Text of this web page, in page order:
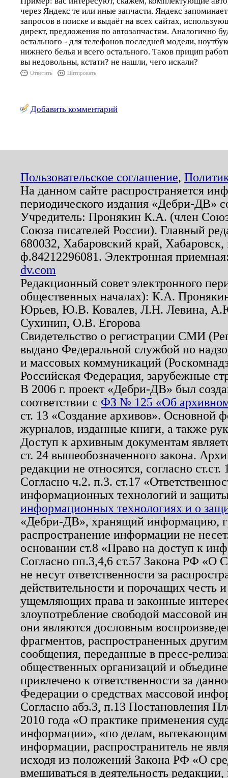
через Яндекс те или иные запчасти. Яндекс
запросов в поиске и выдаёт на всех сайтах,
директ, предложения по автозапчастям. Аналогично
остального - для телефонов последней модели,
нижнего белья и всего остального. Таков прицип
вы недовольны, кстати? не нашли, чего искали?
Ответить Цитировать
Добавить комментарий
Пользовательское соглашение,
На данном сайте распространяется
периодического издания «Дебри-ДВ»
Учредитель: Пронякин К.А. (член
Союза писателей России). Главный
680032, Хабаровский край,
ф.84212296081. Электронная
dv.com
Редакционный совет электронного
общественных началах): К.А.
Юрьев, Ю.В. Ковалев, Л.Н. Левина,
Сухинин, О.В. Егорова
Свидетельство о регистрации СМИ
выдано Федеральной службой по
и массовых коммуникаций
Российская Федерация, зарубежные
В 2006 г. проект «Дебри-ДВ» был
соответствии с ФЗ № 125 «Об
ст. 13 «Создание архивов». Основной
журналов, изданные книги, а также
Доступ к архивным документам
ст. 24 вышеобозначенного закона.
редакции не относятся, согласно
Согласно ч.2. п.3. ст.17
информационных технологий и
информационных технологиях и о
«Дебри-ДВ», хранящий информацию,
распространение информации не
основании ст.8 «Право на доступ к
Согласно пп.3,4,6 ст.57 Закона РФ «О
не несут ответственности за
действительности и порочащих честь
ущемляющих права и законные
злоупотребление свободой массовой
они являются дословным
фрагментов, распространенных
сообщения, переданные в пресс-
общественных организаций и
привлечено к ответственности за
Федерации о средствах массовой
Согласно абз.3, п.13 Постановления
2010 года «О практике применения
информации», «по делам, вытекающим
информации, распространитель не
исходя из положений Закона РФ «О
вмешиваться в деятельность